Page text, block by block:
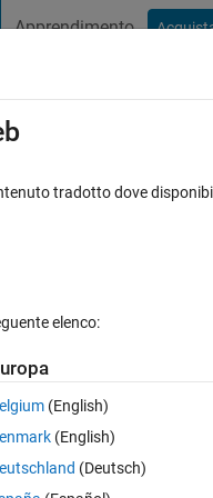
Apprendimento
xtest
into xtrain xtest ytain ytest.
tradotto dove
elenco:
(English)
(English)
(Deutsch)